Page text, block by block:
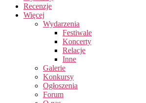
Recenzje
Więcej
Wydarzenia
Festiwale
Koncerty
Relacje
Inne
Galerie
Konkursy
Ogłoszenia
Forum